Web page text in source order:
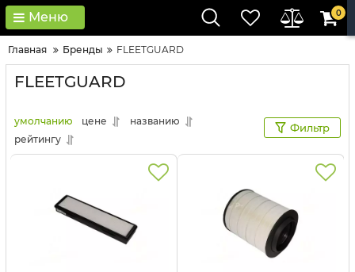
Меню 0
Главная Бренды FLEETGUARD
FLEETGUARD
умолчанию цене
названию
рейтингу
Фильтр